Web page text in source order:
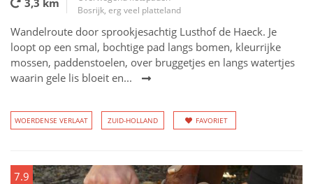
3,3 km
Bosrijk, erg veel platteland
Wandelroute door sprookjesachtig Lusthof de Haeck. Je
loopt op een smal, bochtige pad langs bomen, kleurrijke
mossen, paddenstoelen, over bruggetjes en langs watertjes
waarin gele lis bloeit en...
WOERDENSE VERLAAT ZUID-HOLLAND FAVORIET
7.9